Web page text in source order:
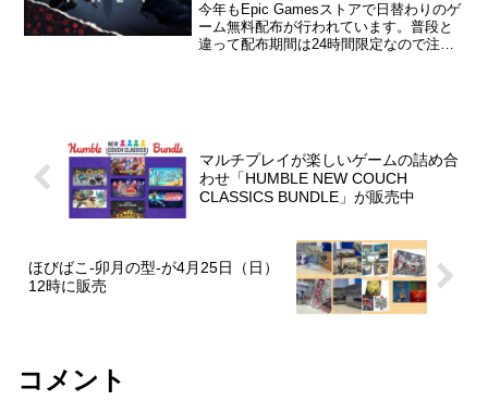
今年もEpic Gamesストアで日替わりのゲ
ーム無料配布が行われています。普段と
違って配布期間は24時間限定なので注意
マルチプレイが楽しいゲームの詰め合
わせ「HUMBLE NEW COUCH
CLASSICS BUNDLE」が販売中
ほびばこ-卯月の型-が4月25日（日）
12時に販売
コメント